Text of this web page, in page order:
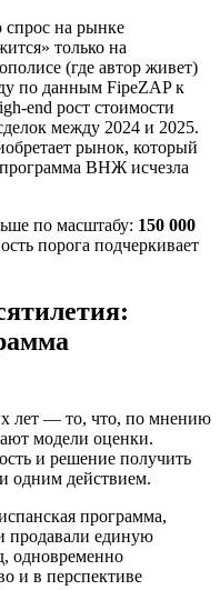
на рынке
только на
(где автор живет)
по данным FipeZAP к
end рост стоимости
между 2024 и 2025.
рынок, который
ВНЖ исчезла
по масштабу: 150 000
порога подчеркивает
лет — то, что, по мнению
модели оценки.
и решение получить
одним действием.
программа,
продавали единую
одновременно
и в перспективе